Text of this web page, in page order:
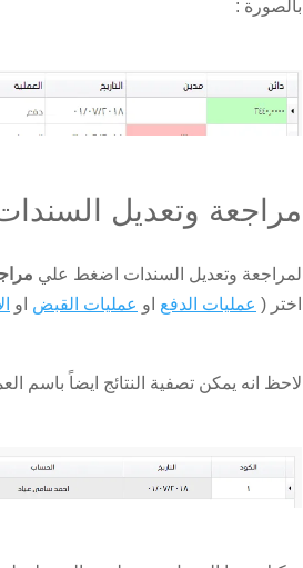
بالصورة :
مراجعة وتعديل
لمراجعة وتعديل السندات اضغط علي
اختر ( عمليات الدفع او عمليات القبض او
لاحظ انه يمكن تصفية النتائج ايضاً باسم